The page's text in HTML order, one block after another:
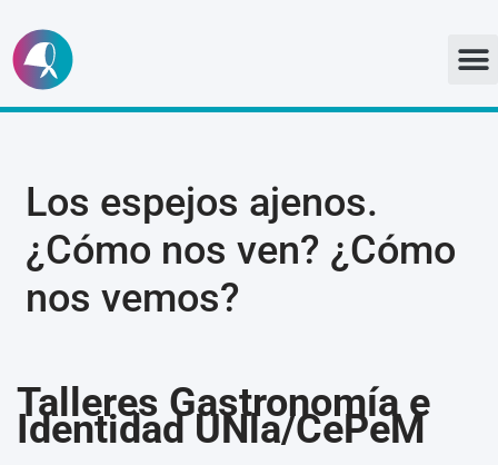
Ir
al
Los espejos ajenos.
¿Cómo nos ven? ¿Cómo
nos vemos?
Talleres Gastronomía e
Identidad UNla/CePeM